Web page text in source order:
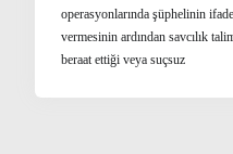
operasyonlarında şüphelinin
vermesinin ardından savcılık
beraat ettiği veya suçsuz